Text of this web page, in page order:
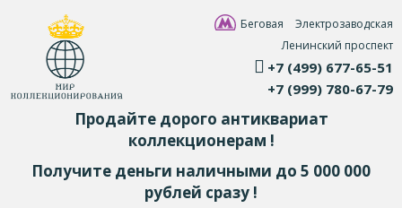
Беговая
Электрозаводская
Ленинский проспект
+7 (499) 677-65-51
+7 (999) 780-67-79
Продайте дорого антиквариат
коллекционерам !
Получите деньги наличными до 5 000 000
рублей сразу !